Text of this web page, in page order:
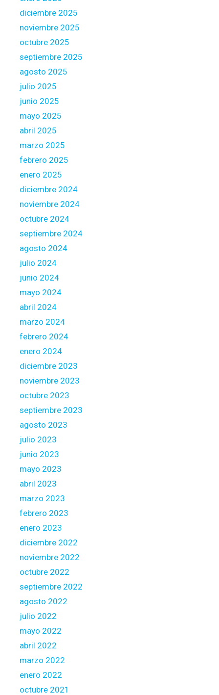
diciembre 2025
noviembre 2025
octubre 2025
septiembre 2025
agosto 2025
julio 2025
junio 2025
mayo 2025
abril 2025
marzo 2025
febrero 2025
enero 2025
diciembre 2024
noviembre 2024
octubre 2024
septiembre 2024
agosto 2024
julio 2024
junio 2024
mayo 2024
abril 2024
marzo 2024
febrero 2024
enero 2024
diciembre 2023
noviembre 2023
octubre 2023
septiembre 2023
agosto 2023
julio 2023
junio 2023
mayo 2023
abril 2023
marzo 2023
febrero 2023
enero 2023
diciembre 2022
noviembre 2022
octubre 2022
septiembre 2022
agosto 2022
julio 2022
mayo 2022
abril 2022
marzo 2022
enero 2022
octubre 2021